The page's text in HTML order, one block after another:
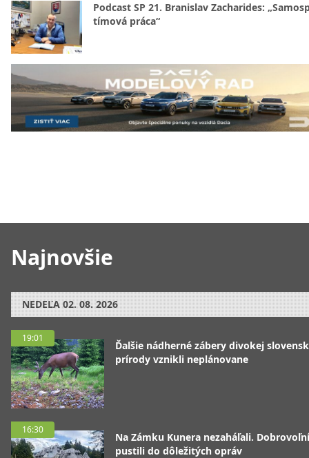
Najnovšie
NEDEĽA 02. 08. 2026
19:01
Ďalšie nádherné zábery divokej
prírody vznikli neplánovane
16:30
Na Zámku Kunera nezaháľali.
pustili do dôležitých opráv
Podcast SP 21. Branislav Zacharides:
tímová práca“